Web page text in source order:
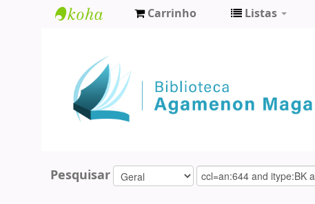
Agamenon
Magalhães
Carrinho Listas
Pesquisar